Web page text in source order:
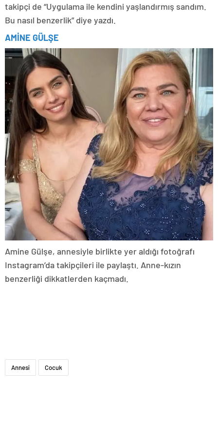
takipçi de “Uygulama ile kendini yaşlandırmış sandım.
Bu nasıl benzerlik” diye yazdı.
AMİNE GÜLŞE
Amine Gülşe, annesiyle birlikte yer aldığı fotoğrafı
Instagram’da takipçileri ile paylaştı. Anne-kızın
benzerliği dikkatlerden kaçmadı.
Annesi Cocuk